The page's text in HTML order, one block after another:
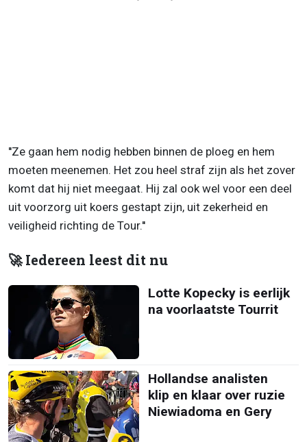
''Ze gaan hem nodig hebben binnen de ploeg en hem
moeten meenemen. Het zou heel straf zijn als het zover
komt dat hij niet meegaat. Hij zal ook wel voor een deel
uit voorzorg uit koers gestapt zijn, uit zekerheid en
veiligheid richting de Tour.''
🚀 Iedereen leest dit nu
Lotte Kopecky is eerlijk
na voorlaatste Tourrit
Hollandse analisten
klip en klaar over ruzie
Niewiadoma en Gery